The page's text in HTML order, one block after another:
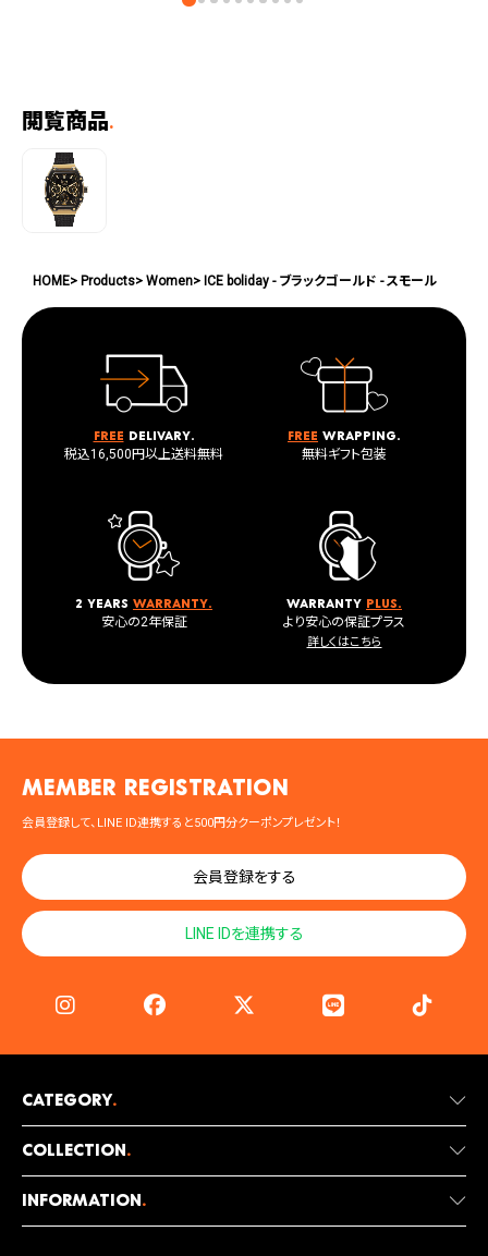
閲覧商品.
HOME Products Women ICE boliday - ブラックゴールド - スモール
Free delivary.
税込16,500円以上送料無料
Free wrapping.
無料ギフト包装
2 years warranty.
安心の2年保証
warranty plus.
より安心の保証プラス
詳しくはこちら
MEMBER registration
会員登録して、LINE ID連携すると500円分クーポンプレゼント！
会員登録をする
LINE IDを連携する
Category.
Collection.
Information.